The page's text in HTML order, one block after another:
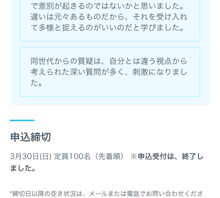
で差別が起きるのではないかと思いました。
違いは元々あるものだから、それを受け入れ
て多様と捉えるのがいいのだと学びました。
同世代からの質疑は、自分とは違う視点から
考えられた深い質問が多く、刺激になりまし
た。
申込締切
3月30日(日) 定員100名（先着順）
※申込受付は、終了し
ました。
締切日以降の空き状況は、メールまたは電話でお問い合わせくださ